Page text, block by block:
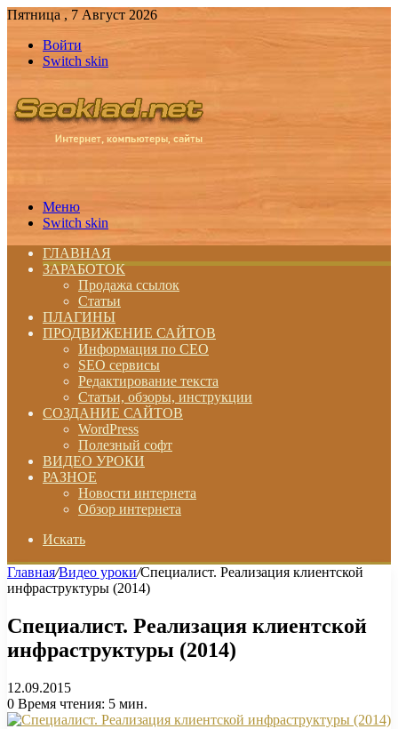
Пятница , 7 Август 2026
Войти
Switch skin
Меню
Switch skin
ГЛАВНАЯ
ЗАРАБОТОК
Продажа ссылок
Статьи
ПЛАГИНЫ
ПРОДВИЖЕНИЕ САЙТОВ
Информация по СЕО
SEO сервисы
Редактирование текста
Статьи, обзоры, инструкции
СОЗДАНИЕ САЙТОВ
WordPress
Полезный софт
ВИДЕО УРОКИ
РАЗНОЕ
Новости интернета
Обзор интернета
Искать
Главная/Видео уроки/Специалист. Реализация клиентской
инфраструктуры (2014)
Специалист. Реализация клиентской
инфраструктуры (2014)
12.09.2015
0 Время чтения: 5 мин.